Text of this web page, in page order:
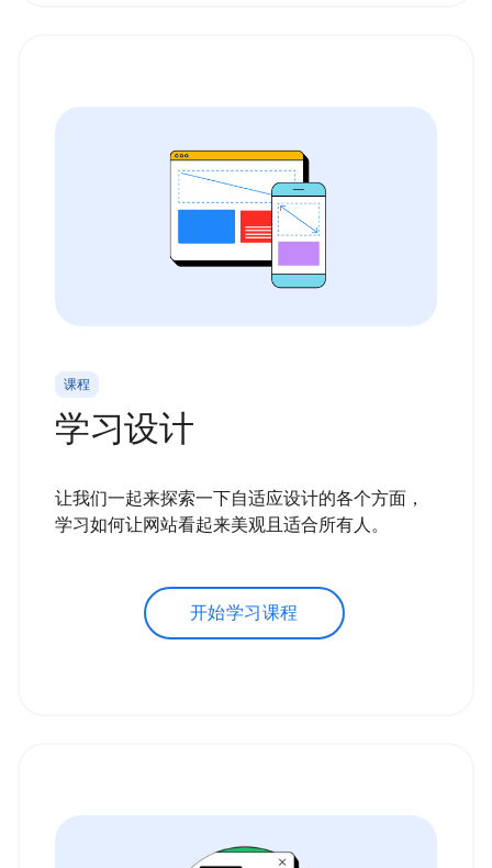
课程
学习设计
让我们一起来探索一下自适应设计的各个方面，
学习如何让网站看起来美观且适合所有人。
开始学习课程